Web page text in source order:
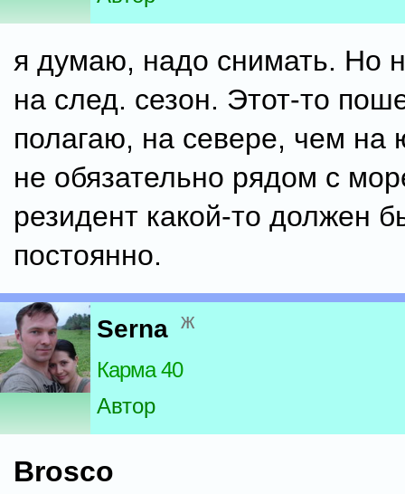
я думаю, надо снимать. Но
на след. сезон. Этот-то
полагаю, на севере, чем на
не обязательно рядом с
резидент какой-то должен
постоянно.
Serna ж
Карма 40
Автор
Brosco